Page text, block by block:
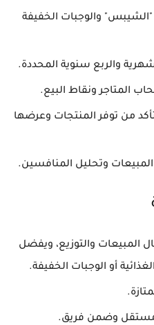
والوجبات الخفيفة
والربع سنوية المحددة.
المتاجر ونقاط البيع.
من توفر المنتجات وعرضها
المبيعات وتحليل المنافسين.
المبيعات والتوزيع، ويفضل
أو الوجبات الخفيفة.
مستقل وضمن فريق.